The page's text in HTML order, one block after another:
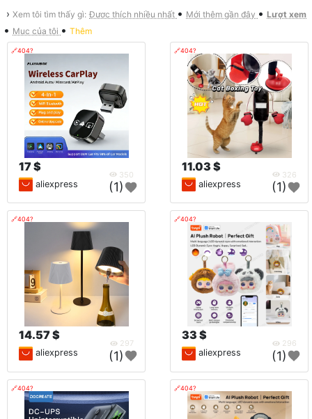
› Xem tôi tìm thấy gì: Được thích nhiều nhất • Mới thêm gần đây • Lượt xem
• Mục của tôi • Thêm
🔗404?
17 $
350
aliexpress (1)
🔗404?
11.03 $
326
aliexpress (1)
🔗404?
14.57 $
297
aliexpress (1)
🔗404?
33 $
296
aliexpress (1)
🔗404? 🔗404?